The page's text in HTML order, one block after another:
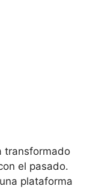
transformado
el pasado.
plataforma